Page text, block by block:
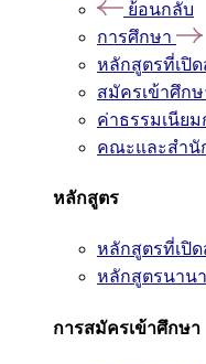
ย้อนกลับ
การศึกษา
หลักสูตรที่เปิ
สมัครเข้าศึกษ
ค่าธรรมเนีย
คณะและสำนั
หลักสูตร
หลักสูตรที่เปิ
หลักสูตรนาน
การสมัครเข้าศึกษา